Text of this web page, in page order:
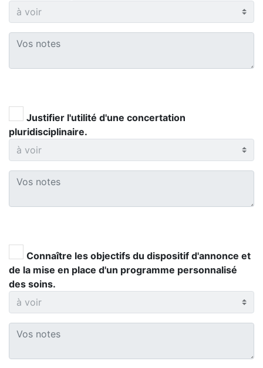
Justifier l'utilité d'une concertation
pluridisciplinaire.
Connaître les objectifs du dispositif d'annonce et
de la mise en place d'un programme personnalisé
des soins.